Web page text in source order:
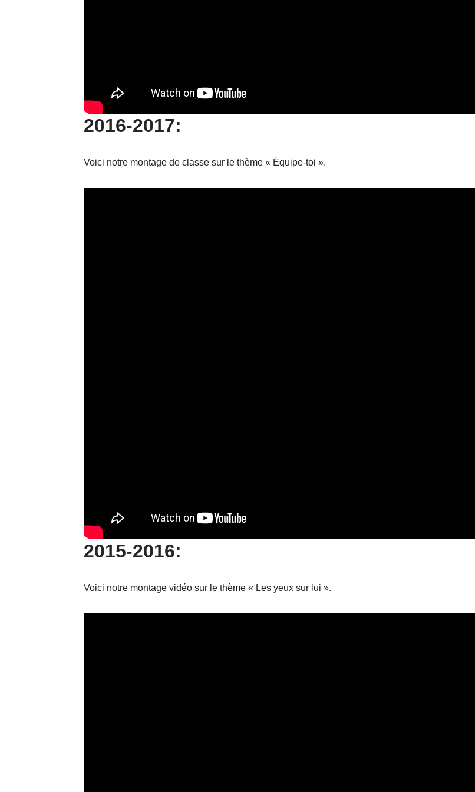
2016-2017:
Voici notre montage de classe sur le thème « Équipe-toi ».
2015-2016:
Voici notre montage vidéo sur le thème « Les yeux sur lui ».